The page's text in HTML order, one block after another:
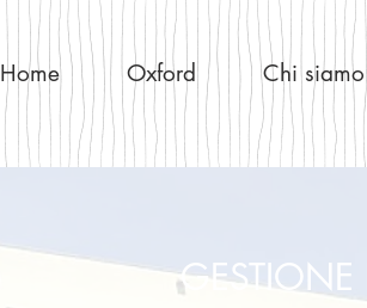
Home Oxford Chi siamo
GESTIONE